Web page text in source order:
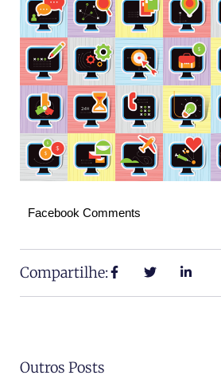
Facebook Comments
Compartilhe:
Outros Posts